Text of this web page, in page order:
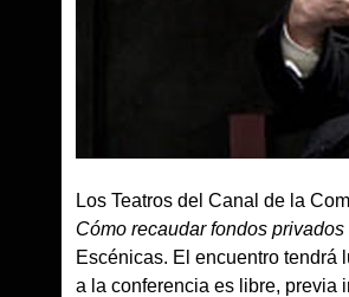
Los Teatros del Canal de la
Cómo recaudar fondos
Escénicas. El encuentro tendrá
a la conferencia es libre, previa